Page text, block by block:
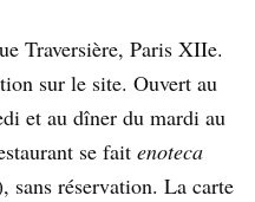
Traversière, Paris XIIe.
sur le site. Ouvert au
et au dîner du mardi au
se fait enoteca
sans réservation. La carte